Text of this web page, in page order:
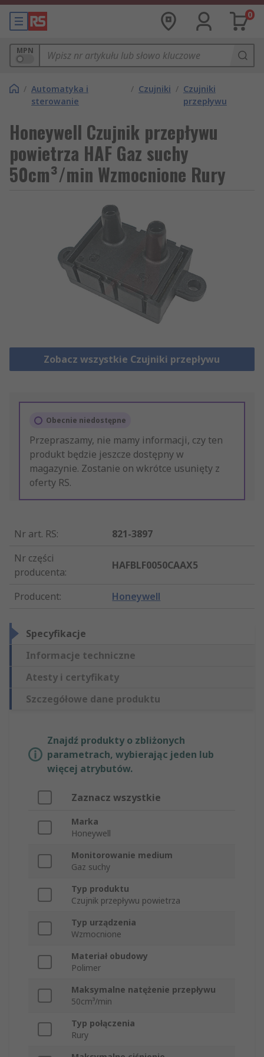
0
MPN
/ Automatyka i
sterowanie
/ Czujniki / Czujniki
przepływu
Honeywell Czujnik przepływu
powietrza HAF Gaz suchy
50cm³/min Wzmocnione Rury
Zobacz wszystkie Czujniki przepływu
Obecnie niedostępne
Przepraszamy, nie mamy informacji, czy ten
produkt będzie jeszcze dostępny w
magazynie. Zostanie on wkrótce usunięty z
oferty RS.
Nr art. RS:
821-3897
Nr części
producenta:
HAFBLF0050CAAX5
Producent: Honeywell
Specyfikacje
Informacje techniczne
Atesty i certyfikaty
Szczegółowe dane produktu
Znajdź produkty o zbliżonych
parametrach, wybierając jeden lub
więcej atrybutów.
Zaznacz wszystkie
Marka
Honeywell
Monitorowanie medium
Gaz suchy
Typ produktu
Czujnik przepływu powietrza
Typ urządzenia
Wzmocnione
Materiał obudowy
Polimer
Maksymalne natężenie przepływu
50cm³/min
Typ połączenia
Rury